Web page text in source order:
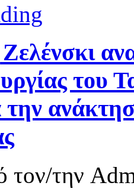
του
την
τον/την